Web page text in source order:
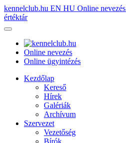
kennelclub.hu EN HU Online nevezés
értéktár
Online nevezés
Online ügyintézés
Kezdőlap
Kereső
Hírek
Galériák
Archívum
Szervezet
Vezetőség
Bírók